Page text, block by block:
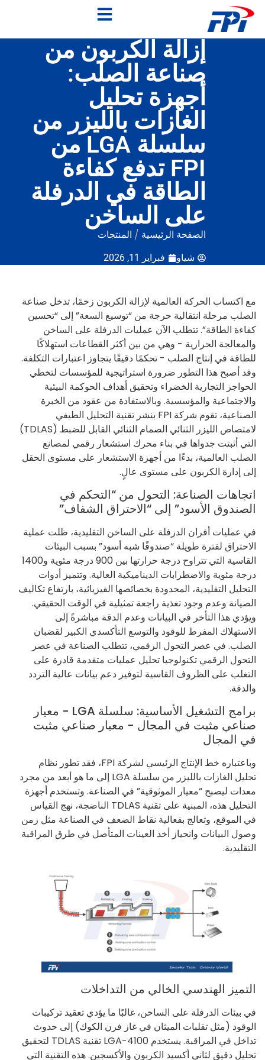
إزالة الكربون من
صناعة الصلب:
أجهزة تحليل
الغازات بالليزر من
سلسلة LGA من
FPI تدفع كفاءة
الطاقة في الدرفلة
على الساخن
الصفحة الرئيسية / المنتجات
شياو فبراير 11, 2026
مع اكتساب الحركة العالمية لإزالة الكربون زخمًا، تدخل صناعة
الصلب مرحلة انتقالية حرجة من “توسيع السعة” إلى “تحسين
كفاءة الطاقة”. تتطلب الآن عمليات الدرفلة على الساخن
والمعالجة الحرارية - وهي من بين أكثر القطاعات استهلاكًا
للطاقة في إنتاج الصلب - تحكمًا دقيقًا يتجاوز اعتبارات التكلفة.
وقد أصبح هذا التطور ضرورة استراتيجية للمؤسسات لتخطي
الحواجز التجارية الخضراء وتحقيق أهداف الحوكمة البيئية
والاجتماعية والمؤسسية. وبالاستفادة من عقود من الخبرة
الصناعية، تقوم شركة FPI بنشر تقنية التحليل الطيفي
لامتصاص الليزر الثنائي الصمام الثنائي القابل للضبط (TDLAS)
التي أثبتت جدواها في بناء محرك استشعار رقمي لمصانع
الصلب العالمية، بدءًا من أجهزة الاستشعار على مستوى الحقل
إلى إدارة الكربون على مستوى عالٍ.
اتجاهات الصناعة: التحول من “التحكم في
الصندوق الأسود” إلى “الاحتراق الشفاف”
في عمليات أفران الدرفلة على الساخن التقليدية، ظلت عملية
الاحتراق لفترة طويلة “صندوقًا شبه أسود” بسبب البيئات
القاسية التي تتراوح درجة حرارتها بين 900 درجة مئوية و1400
درجة مئوية والاضطرابات الديناميكية العالية. وتتميز أدوات
التحليل التقليدية، المحدودة بخصائصها الفيزيائية، بارتفاع تكاليف
الصيانة وعدم وجود تغذية راجعة تمثيلية في الوقت الحقيقي.
ويؤدي هذا التأخر في البيانات وعدم الدقة مباشرةً إلى
الاستهلاك المفرط للوقود والتوسع التأكسدي الكبير لقضبان
الصلب. في عصر التحول الرقمي، تتطلب الصناعة في عصر
التحول الرقمي تكنولوجيا تحليل عمليات متقدمة قادرة على
التغلب على الظروف القاسية لتوفير دعم بيانات عالية التردد
والدقة.
برامج التشغيل الأساسية: سلسلة LGA - معيار
صناعي مثبت في المجال - معيار صناعي مثبت
في المجال
وباعتباره خط الإنتاج الرئيسي لشركة FPI، فقد تطور نظام
تحليل الغازات بالليزر من سلسلة LGA إلى ما هو أبعد من مجرد
معدات ليصبح “معيار الموثوقية” في الصناعة. وتستخدم أجهزة
التحليل هذه، المبنية على تقنية TDLAS الناضجة، نهج القياس
في الموقع، وتعالج بفعالية نقاط الضعف في الصناعة مثل زمن
وصول البيانات وانحياز أخذ العينات المتأصل في طرق المراقبة
التقليدية.
التميز الهندسي الخالي من التداخلات
في بيئات الدرفلة على الساخن، غالبًا ما يؤدي تعقيد تركيبات
الوقود (مثل تقلبات الميثان في غاز فرن الكوك) إلى حدوث
تداخل في المراقبة. يستخدم LGA-4100 تقنية TDLAS لتحقيق
تحليل دقيق لثاني أكسيد الكربون والأكسجين. هذه التقنية التي